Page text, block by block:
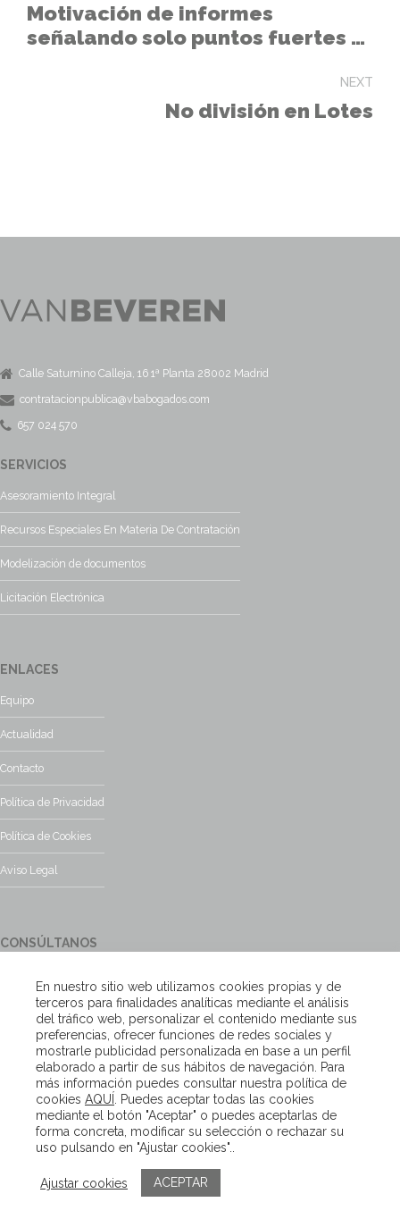
Motivación de informes
señalando solo puntos fuertes y
NEXT
No división en Lotes
Calle Saturnino Calleja, 16 1ª Planta 28002 Madrid
contratacionpublica@vbabogados.com
657 024 570
SERVICIOS
Asesoramiento Integral
Recursos Especiales En Materia De Contratación
Modelización de documentos
Licitación Electrónica
ENLACES
Equipo
Actualidad
Contacto
Política de Privacidad
Política de Cookies
Aviso Legal
CONSÚLTANOS
encantados
Escríbenos
Copyright – Van Beveren 2020
En nuestro sitio web utilizamos cookies propias y de
terceros para finalidades analíticas mediante el análisis
del tráfico web, personalizar el contenido mediante sus
preferencias, ofrecer funciones de redes sociales y
mostrarle publicidad personalizada en base a un perfil
elaborado a partir de sus hábitos de navegación. Para
más información puedes consultar nuestra política de
cookies AQUÍ
. Puedes aceptar todas las cookies
mediante el botón "Aceptar" o puedes aceptarlas de
forma concreta, modificar su selección o rechazar su
uso pulsando en "Ajustar cookies"..
Ajustar cookies ACEPTAR